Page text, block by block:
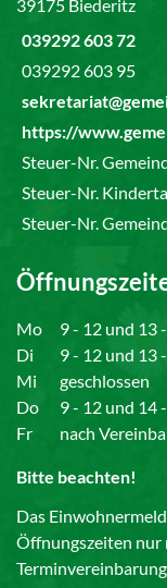
39175 Biederitz
039292 603 72
039292 603 95
https://
Steuer-Nr.
Steuer-Nr.
Steuer-Nr.
Mo
9 - 12 und 13
Di
9 - 12 und 13
Mi
geschlossen
Do
9 - 12 und 14
Fr
nach
Bitte beachten!
Das
Öffnungszeiten
Terminvereinbarung